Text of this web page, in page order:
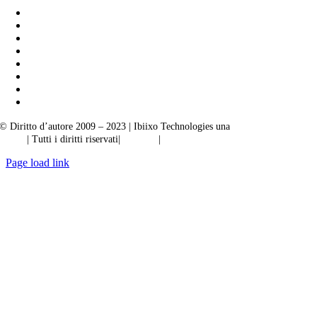
© Diritto d’autore 2009 – 2023 | Ibiixo Technologies una
| Tutti i diritti riservati| |
Page load link